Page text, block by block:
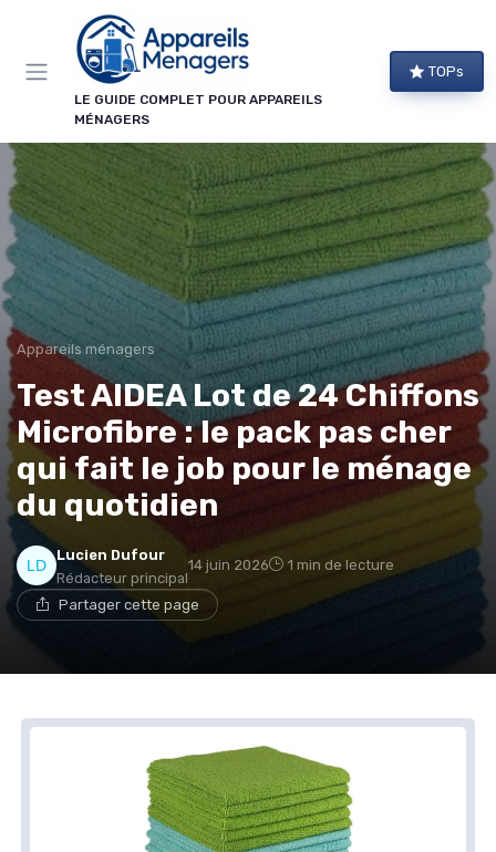
LE GUIDE COMPLET POUR APPAREILS
MÉNAGERS
TOPs
Appareils ménagers
Test AIDEA Lot de 24 Chiffons
Microfibre : le pack pas cher
qui fait le job pour le ménage
du quotidien
Lucien Dufour
Rédacteur principal
14 juin 2026 1 min de lecture
Partager cette page
Panneau de gestion des cookies